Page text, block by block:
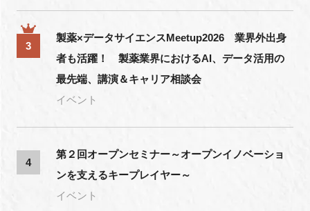
3
製薬×データサイエンスMeetup2026 業界外出身
者も活躍！ 製薬業界におけるAI、データ活用の
最先端、講演＆キャリア相談会
イベント
4
第２回オープンセミナー～オープンイノベーショ
ンを支えるキープレイヤー～
イベント